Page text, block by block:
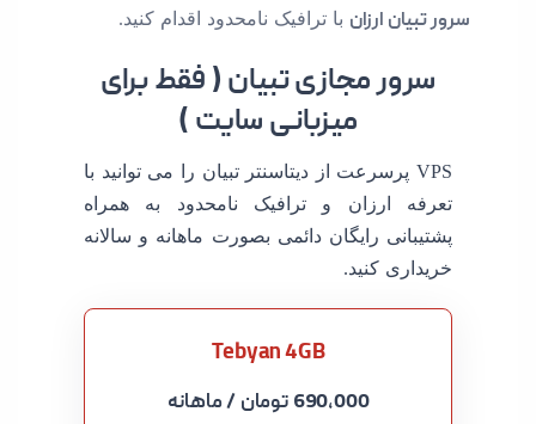
سرور تبیان ارزان با ترافیک نامحدود اقدام کنید.
سرور مجازی تبیان ( فقط برای
میزبانی سایت )
VPS پرسرعت از دیتاسنتر تبیان را می توانید با
تعرفه ارزان و ترافیک نامحدود به همراه
پشتیبانی رایگان دائمی بصورت ماهانه و سالانه
خریداری کنید.
Tebyan 4GB
690,000 تومان / ماهانه